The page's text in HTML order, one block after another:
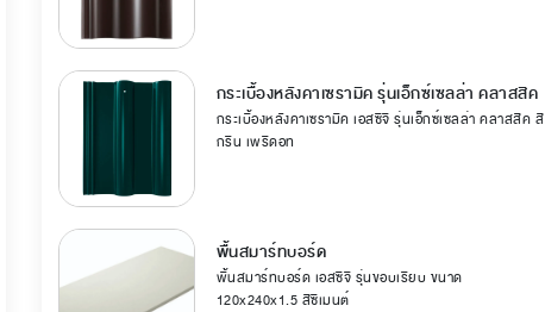
กระเบื้องหลังคาเซรามิค รุ่นเอ็กซ์เซลล่า คลาสสิค
กระเบื้องหลังคาเซรามิค เอสซีจี รุ่นเอ็กซ์เซลล่า คลาสสิค สี
กรีน เพริดอท
พื้นสมาร์ทบอร์ด
พื้นสมาร์ทบอร์ด เอสซีจี รุ่นขอบเรียบ ขนาด
120x240x1.5 สีซีเมนต์